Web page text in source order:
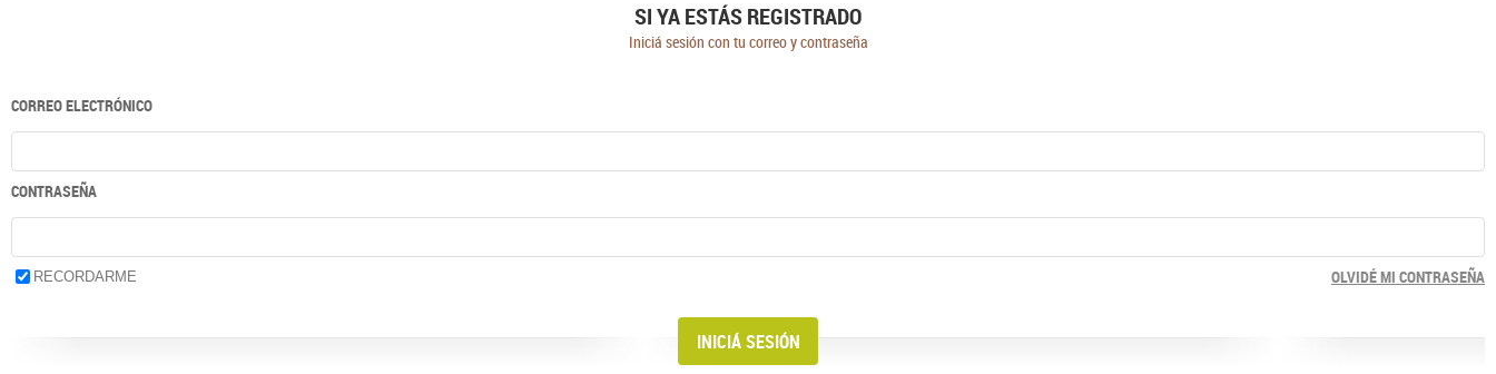
SI YA ESTÁS REGISTRADO
Iniciá sesión con tu correo y contraseña
CORREO ELECTRÓNICO
CONTRASEÑA
RECORDARME OLVIDÉ MI CONTRASEÑA